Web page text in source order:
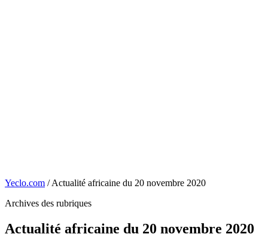
Yeclo.com / Actualité africaine du 20 novembre 2020
Archives des rubriques
Actualité africaine du 20 novembre 2020